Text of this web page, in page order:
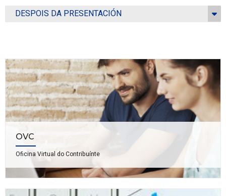
DESPOIS DA PRESENTACIÓN
OVC
Oficina Virtual do Contribuínte